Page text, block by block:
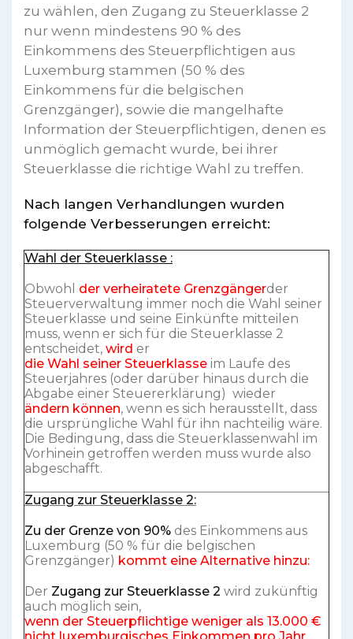
zu wählen, den Zugang zu Steuerklasse 2
nur wenn mindestens 90 % des
Einkommens des Steuerpflichtigen aus
Luxemburg stammen (50 % des
Einkommens für die belgischen
Grenzgänger), sowie die mangelhafte
Information der Steuerpflichtigen, denen es
unmöglich gemacht wurde, bei ihrer
Steuerklasse die richtige Wahl zu treffen.
Nach langen Verhandlungen wurden
folgende Verbesserungen erreicht:
Wahl der Steuerklasse :
Obwohl der verheiratete Grenzgängerder
Steuerverwaltung immer noch die Wahl seiner
Steuerklasse und seine Einkünfte mitteilen
muss, wenn er sich für die Steuerklasse 2
entscheidet, wird er
die Wahl seiner Steuerklasse im Laufe des
Steuerjahres (oder darüber hinaus durch die
Abgabe einer Steuererklärung) wieder
ändern können, wenn es sich herausstellt, dass
die ursprüngliche Wahl für ihn nachteilig wäre.
Die Bedingung, dass die Steuerklassenwahl im
Vorhinein getroffen werden muss wurde also
abgeschafft.
Zugang zur Steuerklasse 2:
Zu der Grenze von 90% des Einkommens aus
Luxemburg (50 % für die belgischen
Grenzgänger) kommt eine Alternative hinzu:
Der Zugang zur Steuerklasse 2 wird zukünftig
auch möglich sein,
wenn der Steuerpflichtige weniger als 13.000 €